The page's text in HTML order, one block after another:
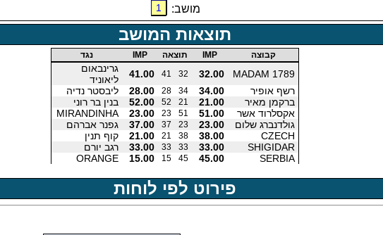
מושב: 1
תוצאות המושב
קבוצה IMP תוצאה IMP נגד
MADAM 1789
32.00
32
41
41.00
גרינבאום
ליאוניד
רשף אופיר
34.00
34
28
28.00
ליבסטר נדיה
ברקמן מאיר
21.00
21
52
52.00
בנין בר רוני
אקסלרוד אשר
51.00
51
23
23.00
MIRANDINHA
גולדנברג שלום
23.00
23
37
37.00
גפנר אברהם
CZECH
38.00
38
21
21.00
קוף תנין
SHIGIDAR
33.00
33
33
33.00
רגב יורם
SERBIA
45.00
45
15
15.00
ORANGE
פירוט לפי לוחות